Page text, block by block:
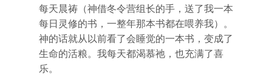
每天晨祷（神借冬令营组长的手，送了我一本
每日灵修的书，一整年那本书都在喂养我）。
神的话就从以前看了会睡觉的一本书，变成了
生命的活粮。我每天都渴慕祂，也充满了喜
乐。